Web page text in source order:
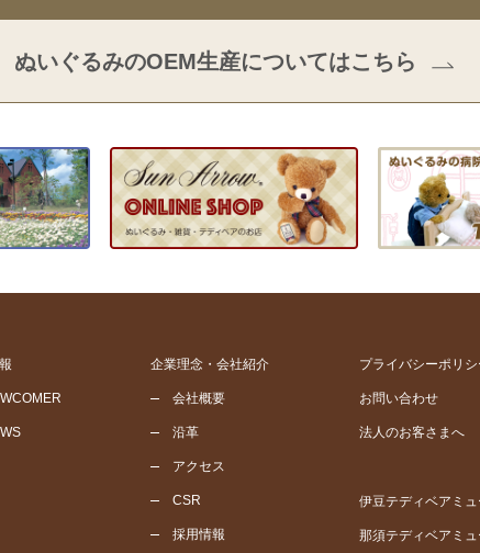
ぬいぐるみのOEM生産についてはこちら
企業理念・会社紹介
会社概要
沿革
アクセス
CSR
採用情報
プライバシーポリシ
お問い合わせ
法人のお客さまへ
伊豆テディベアミ
那須テディベアミ